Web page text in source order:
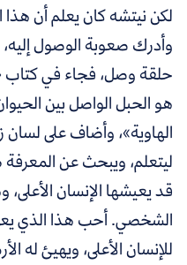
لكن نيتشه كان يعلم أن
وأدرك صعوبة الوصول إليه،
حلقة وصل، فجاء في كتاب
هو الحبل الواصل بين
الهاوية»، وأضاف على
ليتعلم، ويبحث عن المعرفة
قد يعيشها الإنسان
الشخصي. أحب هذا الذي
للإنسان الأعلى، ويهيئ له